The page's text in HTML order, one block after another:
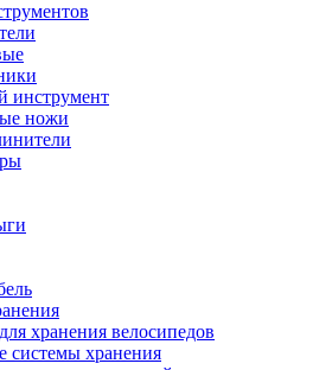
инструмент
ножи
хранения велосипедов
системы хранения